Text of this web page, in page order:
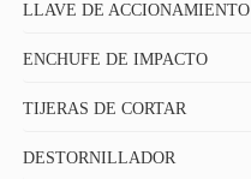
LLAVE DE ACCIONAMIENTO
ENCHUFE DE IMPACTO
TIJERAS DE CORTAR
DESTORNILLADOR